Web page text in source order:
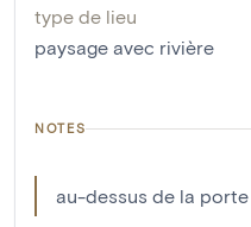
type de lieu
paysage avec rivière
NOTES
au-dessus de la